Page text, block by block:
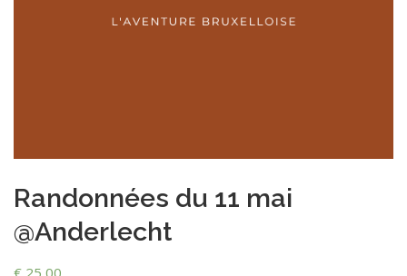
Randonnées du 11 mai
@Anderlecht
€ 25,00